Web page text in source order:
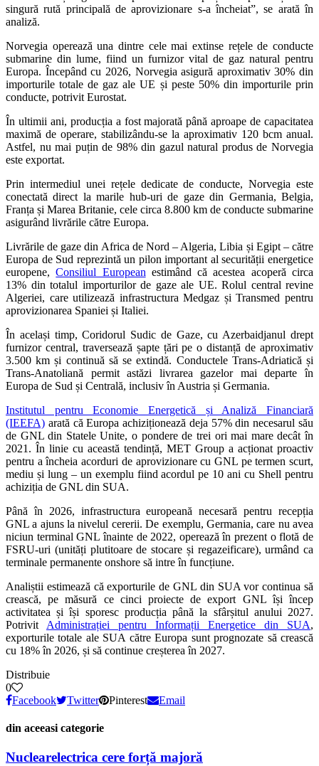
singură rută principală de aprovizionare s-a încheiat”, se arată în
analiză.
Norvegia operează una dintre cele mai extinse rețele de conducte
submarine din lume, fiind un furnizor vital de gaz natural pentru
Europa. Începând cu 2026, Norvegia asigură aproximativ 30% din
importurile totale de gaz ale UE și peste 50% din importurile prin
conducte, potrivit Eurostat.
În ultimii ani, producția a fost majorată până aproape de capacitatea
maximă de operare, stabilizându-se la aproximativ 120 bcm anual.
Astfel, nu mai puțin de 98% din gazul natural produs de Norvegia
este exportat.
Prin intermediul unei rețele dedicate de conducte, Norvegia este
conectată direct la marile hub-uri de gaze din Germania, Belgia,
Franța și Marea Britanie, cele circa 8.800 km de conducte submarine
asigurând livrările către Europa.
Livrările de gaze din Africa de Nord – Algeria, Libia și Egipt – către
Europa de Sud reprezintă un pilon important al securității energetice
europene,Consiliul European estimând că acestea acoperă circa
13% din totalul importurilor de gaze ale UE. Rolul central revine
Algeriei, care utilizează infrastructura Medgaz și Transmed pentru
aprovizionarea Spaniei și Italiei.
În același timp, Coridorul Sudic de Gaze, cu Azerbaidjanul drept
furnizor central, traversează șapte țări pe o distanță de aproximativ
3.500 km și continuă să se extindă. Conductele Trans-Adriatică și
Trans-Anatoliană permit astăzi livrarea gazelor mai departe în
Europa de Sud și Centrală, inclusiv în Austria și Germania.
Institutul pentru Economie Energetică și Analiză Financiară
(IEEFA) arată că Europa achiziționează deja 57% din necesarul său
de GNL din Statele Unite, o pondere de trei ori mai mare decât în
2021. În linie cu această tendință, MET Group a acționat proactiv
pentru a încheia acorduri de aprovizionare cu GNL pe termen scurt,
mediu și lung – un exemplu fiind acordul pe 10 ani cu Shell pentru
achiziția de GNL din SUA.
Până în 2026, infrastructura europeană necesară pentru recepția
GNL a ajuns la nivelul cererii. De exemplu, Germania, care nu avea
niciun terminal GNL înainte de 2022, operează în prezent o flotă de
FSRU-uri (unități plutitoare de stocare și regazeificare), urmând ca
terminale permanente onshore să intre în funcțiune.
Analiștii estimează că exporturile de GNL din SUA vor continua să
crească, pe măsură ce cinci proiecte de export GNL își încep
activitatea și își sporesc producția până la sfârșitul anului 2027.
Potrivit Administrației pentru Informații Energetice din SUA,
exporturile totale ale SUA către Europa sunt prognozate să crească
cu 18% în 2026, și să continue creșterea în 2027.
Distribuie
0
Facebook
Twitter Pinterest Email
din aceeasi categorie
Nuclearelectrica cere forță majoră